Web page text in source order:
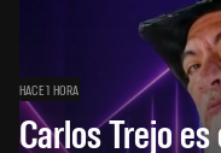
HACE 1 HORA
Carlos Trejo